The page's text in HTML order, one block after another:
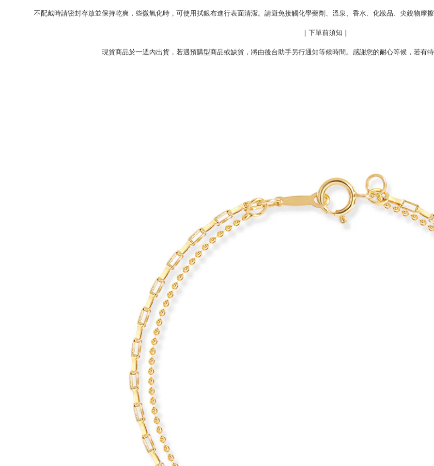
不配戴時請密封存放並保持乾爽，些微氧化時，可使用拭銀布進行表面清潔。請避免接觸化學藥劑、溫泉、香水、化妝品、尖銳物摩
｜下單前須知｜
現貨商品於一週內出貨，若遇預購型商品或缺貨，將由後台助手另行通知等候時間。感謝您的耐心等候，若有